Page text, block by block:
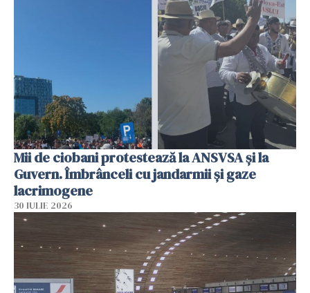
Mii de ciobani protestează la ANSVSA și la
Guvern. Îmbrânceli cu jandarmii și gaze
lacrimogene
30 IULIE 2026